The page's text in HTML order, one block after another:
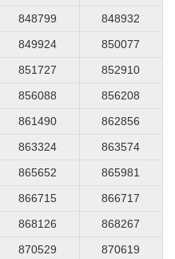
848799
848932
849924
850077
851727
852910
856088
856208
861490
862856
863324
863574
865652
865981
866715
866717
868126
868267
870529
870619